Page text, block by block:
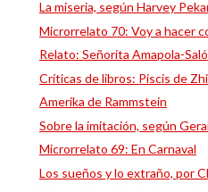
La miseria, según Harvey
Microrrelato 70: Voy a hacer
Relato: Señorita Amapola-
Críticas de libros: Piscis de
Amerika de Rammstein
Sobre la imitación, según
Microrrelato 69: En Carnaval
Los sueños y lo extraño, por